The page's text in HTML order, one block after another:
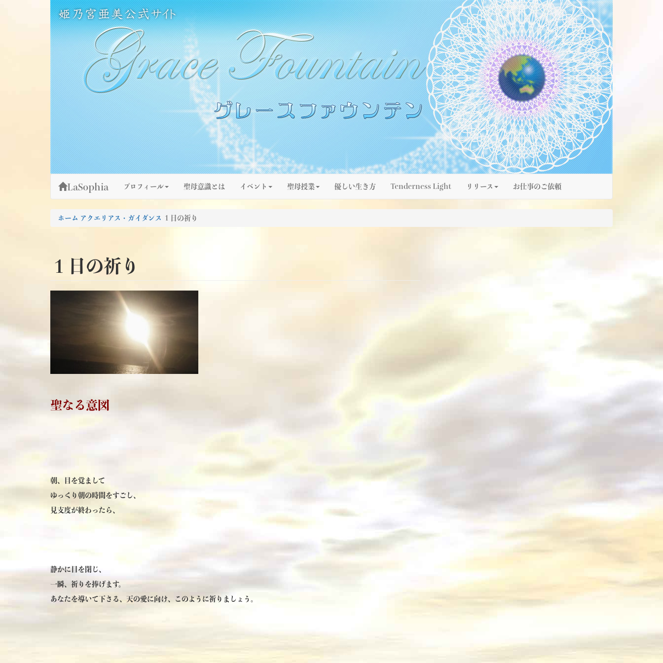
姫乃宮亜美公式サイト～Grace Fountain～
グレースファウンテン
LaSophia プロフィール 聖母意識とは イベント 聖母授業 優しい生き方 Tenderness Light リリース お仕事のご依頼
ホーム アクエリアス・ガイダンス １日の祈り
１日の祈り
聖なる意図
朝、目を覚まして
ゆっくり朝の時間をすごし、
見支度が終わったら、
静かに目を閉じ、
一瞬、祈りを捧げます。
あなたを導いて下さる、天の愛に向け、このように祈りましょう。